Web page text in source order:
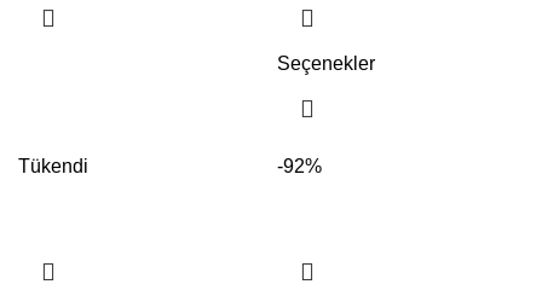
Seçenekler
Tükendi -92%